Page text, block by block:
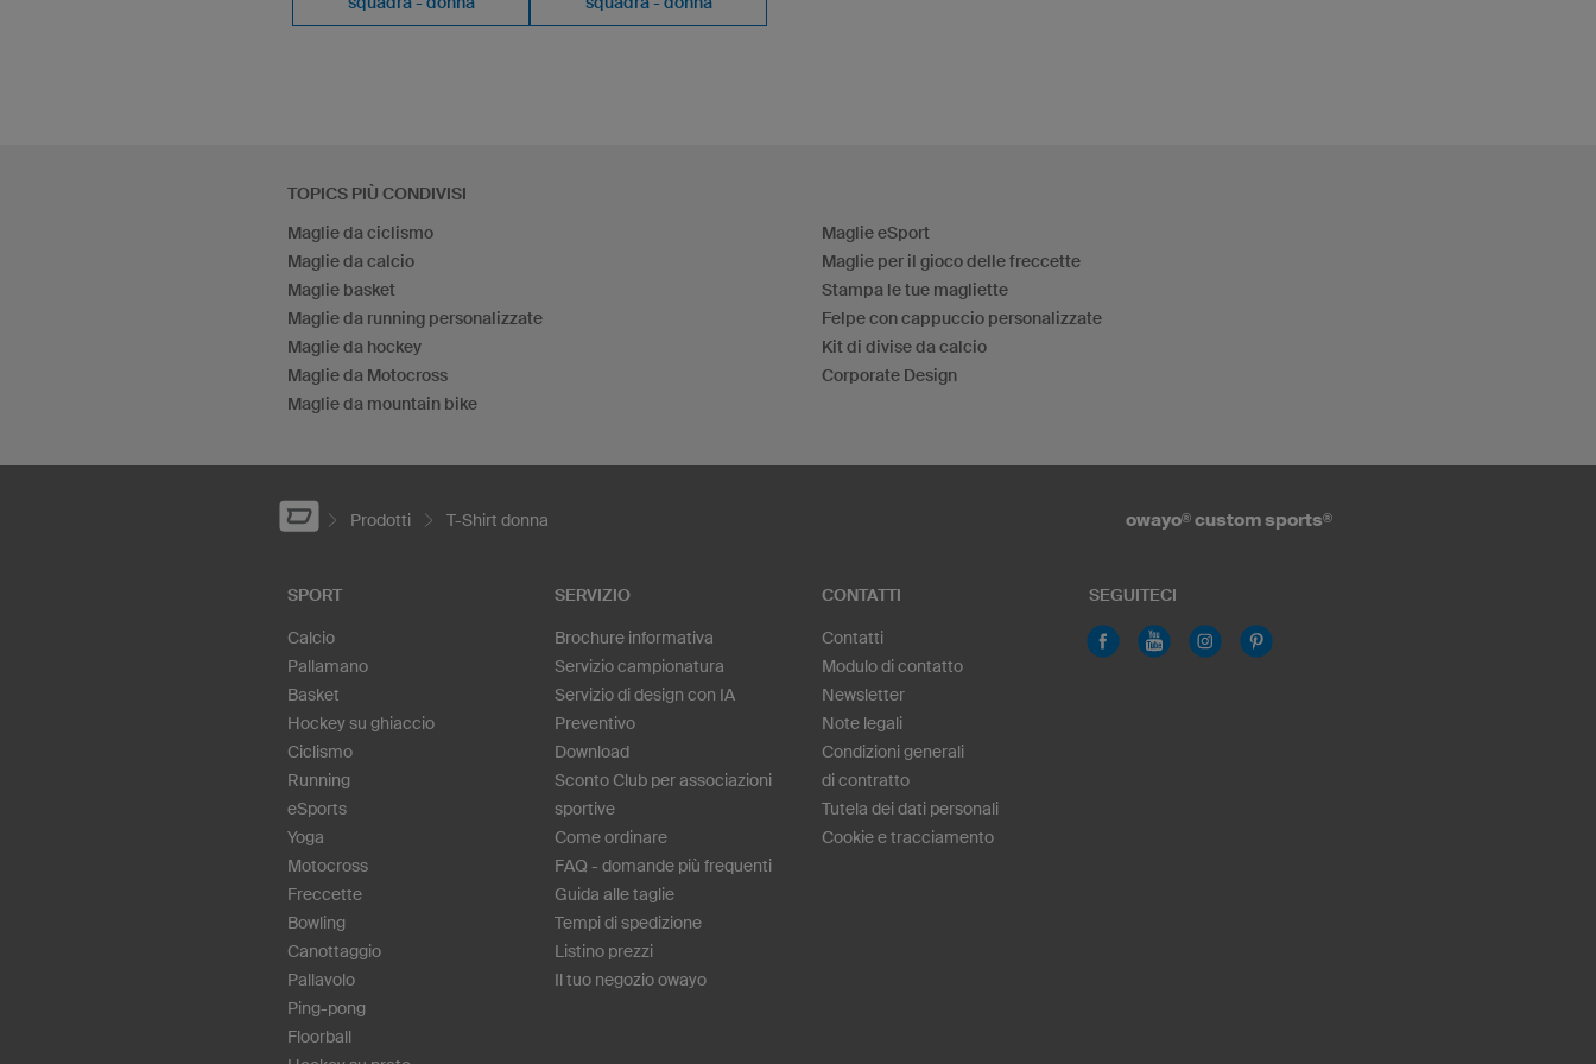
TOPICS PIÙ CONDIVISI
Maglie da ciclismo
Maglie da calcio
Maglie basket
Maglie da running personalizzate
Maglie da hockey
Maglie da Motocross
Maglie da mountain bike
Maglie eSport
Maglie per il gioco delle freccette
Stampa le tue magliette
Felpe con cappuccio personalizzate
Kit di divise da calcio
Corporate Design
Prodotti T-Shirt donna owayo® custom sports®
SPORT
Calcio
Pallamano
Basket
Hockey su ghiaccio
Ciclismo
Running
eSports
Yoga
Motocross
Freccette
Bowling
Canottaggio
Pallavolo
Ping-pong
Floorball
SERVIZIO
Brochure informativa
Servizio campionatura
Servizio di design con IA
Preventivo
Download
Sconto Club per associazioni
sportive
Come ordinare
FAQ - domande più frequenti
Guida alle taglie
Tempi di spedizione
Listino prezzi
Il tuo negozio owayo
CONTATTI
Contatti
Modulo di contatto
Newsletter
Note legali
Condizioni generali
di contratto
Tutela dei dati personali
Cookie e tracciamento
SEGUITECI